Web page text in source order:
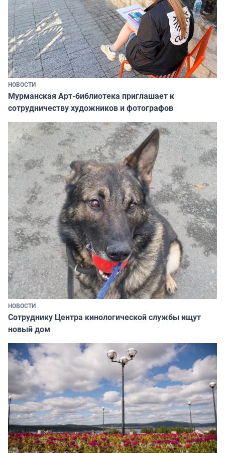
НОВОСТИ
Мурманская Арт-библиотека приглашает к
сотрудничеству художников и фотографов
НОВОСТИ
Сотруднику Центра кинологической службы ищут
новый дом